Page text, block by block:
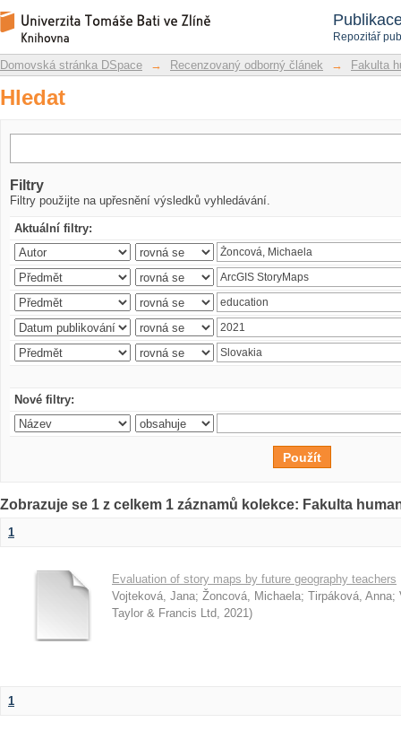
Repozitář
Hledat
Repozitář DSpace/Manakin
Domovská stránka DSpace → Recenzovaný odborný článek → Fakulta
Hledat
Filtry
Filtry použijte na upřesnění výsledků vyhledávání.
Aktuální filtry:
Nové filtry:
Zobrazuje se 1 z celkem 1 záznamů kolekce: Fakulta
1
Evaluation of story maps by future geography teachers
Vojteková, Jana; Žoncová, Michaela; Tirpáková, Anna;
Taylor & Francis Ltd, 2021)
1